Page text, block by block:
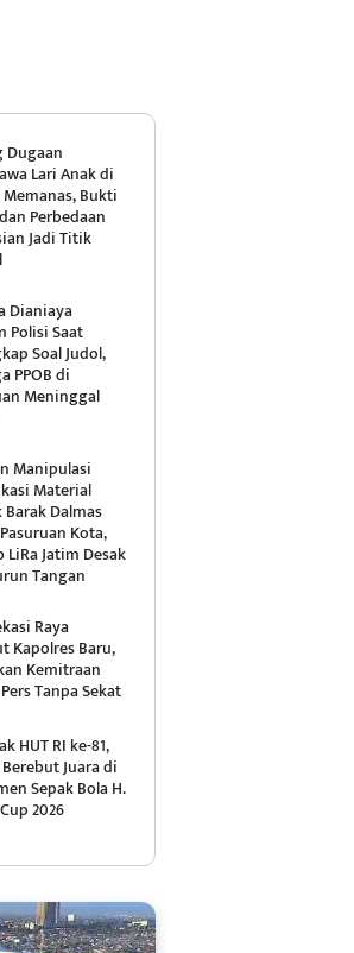
Dugaan
Lari Anak di
Memanas, Bukti
Perbedaan
Jadi Titik
Dianiaya
Polisi Saat
Soal Judol,
PPOB di
Meninggal
Manipulasi
Material
Barak Dalmas
Kota,
LiRa Jatim Desak
Tangan
Raya
Kapolres Baru,
Kemitraan
Tanpa Sekat
HUT RI ke-81,
Juara di
Sepak Bola H.
2026